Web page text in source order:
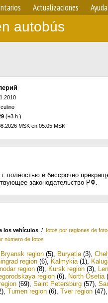
Actualizaciones Ayuda
autobús
(+3 h.)
MSK en 05:05 MSK
полностью и бессрочно
законодательство РФ.
los vehículos / fotos por regiones de
número de fotos
Bryansk region (5), Buryatia(3),
region (6), Kalmykia(1),
region (8), Kursk region (3),
region (6), North Osetia
(69), Saint Petersburg (57),
, Tumen region (6), Tver region (47)